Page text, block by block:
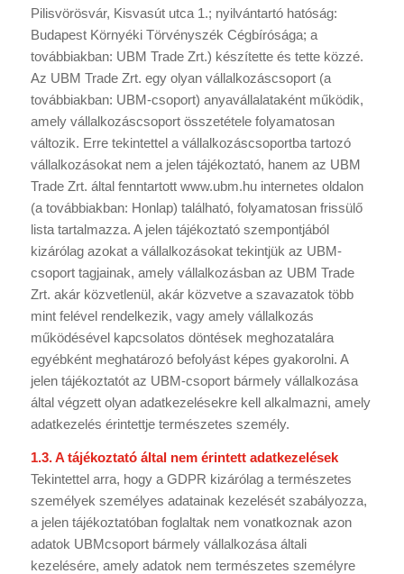
Pilisvörösvár, Kisvasút utca 1.; nyilvántartó hatóság:
Budapest Környéki Törvényszék Cégbírósága; a
továbbiakban: UBM Trade Zrt.) készítette és tette közzé.
Az UBM Trade Zrt. egy olyan vállalkozáscsoport (a
továbbiakban: UBM-csoport) anyavállalataként működik,
amely vállalkozáscsoport összetétele folyamatosan
változik. Erre tekintettel a vállalkozáscsoportba tartozó
vállalkozásokat nem a jelen tájékoztató, hanem az UBM
Trade Zrt. által fenntartott www.ubm.hu internetes oldalon
(a továbbiakban: Honlap) található, folyamatosan frissülő
lista tartalmazza. A jelen tájékoztató szempontjából
kizárólag azokat a vállalkozásokat tekintjük az UBM-
csoport tagjainak, amely vállalkozásban az UBM Trade
Zrt. akár közvetlenül, akár közvetve a szavazatok több
mint felével rendelkezik, vagy amely vállalkozás
működésével kapcsolatos döntések meghozatalára
egyébként meghatározó befolyást képes gyakorolni. A
jelen tájékoztatót az UBM-csoport bármely vállalkozása
által végzett olyan adatkezelésekre kell alkalmazni, amely
adatkezelés érintettje természetes személy.
1.3. A tájékoztató által nem érintett adatkezelések
Tekintettel arra, hogy a GDPR kizárólag a természetes
személyek személyes adatainak kezelését szabályozza,
a jelen tájékoztatóban foglaltak nem vonatkoznak azon
adatok UBMcsoport bármely vállalkozása általi
kezelésére, amely adatok nem természetes személyre